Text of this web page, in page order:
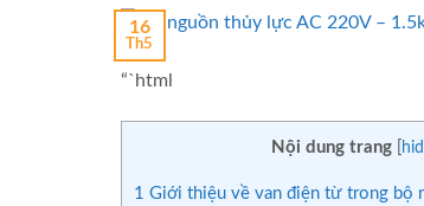
16
Th5
“`html
Nội dung trang
1 Giới thiệu về van điện từ trong bộ